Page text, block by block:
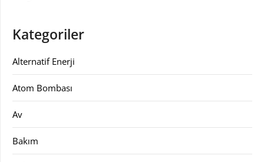
Kategoriler
Alternatif Enerji
Atom Bombası
Av
Bakım